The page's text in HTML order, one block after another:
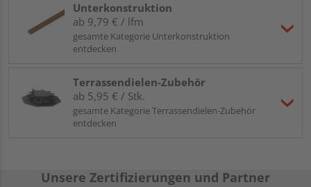
Unterkonstruktion
ab 9,79 € / lfm
gesamte Kategorie Unterkonstruktion
entdecken
Terrassendielen-Zubehör
ab 5,95 € / Stk.
gesamte Kategorie Terrassendielen-Zubehör
entdecken
Unsere Zertifizierungen und Partner